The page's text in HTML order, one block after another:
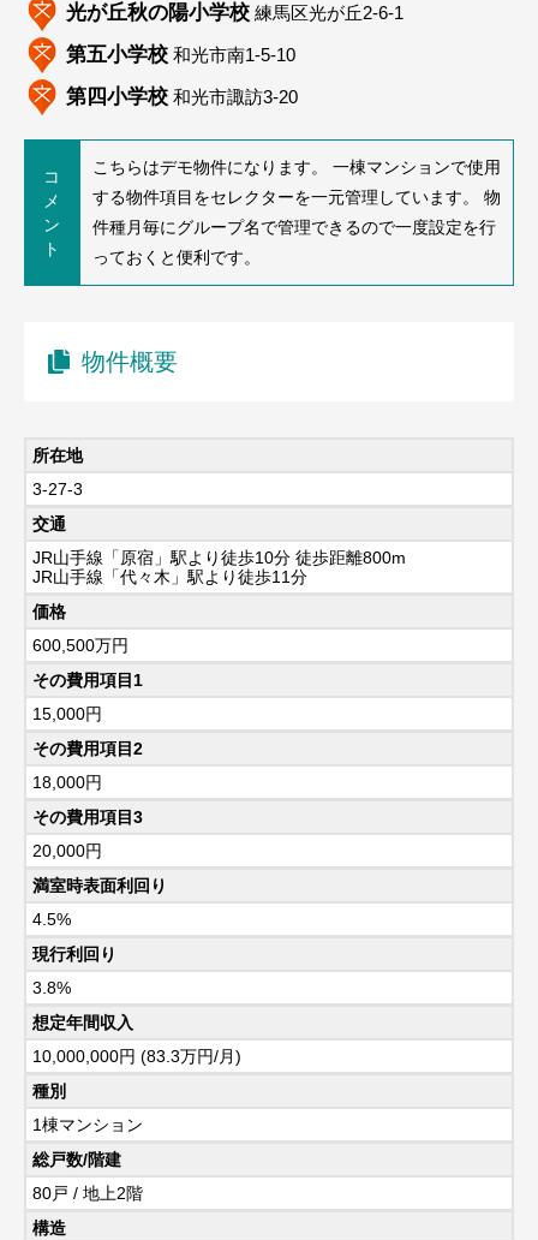
光が丘秋の陽小学校 練馬区光が丘2-6-1
第五小学校 和光市南1-5-10
第四小学校 和光市諏訪3-20
コ
メ
ン
ト
こちらはデモ物件になります。 一棟マンションで使用
する物件項目をセレクターを一元管理しています。 物
件種月毎にグループ名で管理できるので一度設定を行
っておくと便利です。
物件概要
所在地
3-27-3
交通
JR山手線「原宿」駅より徒歩10分 徒歩距離800m
JR山手線「代々木」駅より徒歩11分
価格
600,500万円
その費用項目1
15,000円
その費用項目2
18,000円
その費用項目3
20,000円
満室時表面利回り
4.5%
現行利回り
3.8%
想定年間収入
10,000,000円 (83.3万円/月)
種別
1棟マンション
総戸数/階建
80戸 / 地上2階
構造